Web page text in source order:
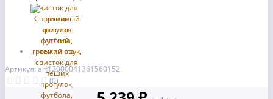
Артикул: art12000041361560152
(0)